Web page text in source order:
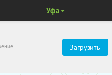
Загрузить
Уфа